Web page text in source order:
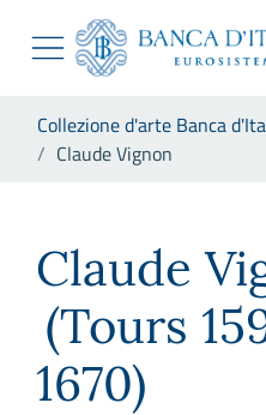
Skip to Main Content
Vai al sito istituzionale
Vai al menu di navigazione
Vai alla ricerca
Vai al footer
Collezione d'arte Banca
Claude Vignon
Claude
(Tours
1670)